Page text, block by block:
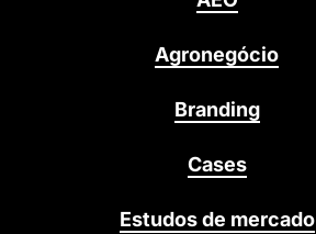
Agronegócio
Branding
Cases
Estudos de mercado